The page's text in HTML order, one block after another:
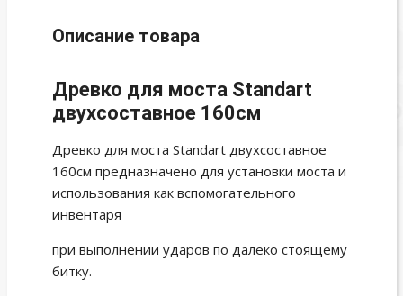
Описание товара
Древко для моста Standart
двухсоставное 160см
Древко для моста Standart двухсоставное
160см предназначено для установки моста и
использования как вспомогательного
инвентаря
при выполнении ударов по далеко стоящему
битку.